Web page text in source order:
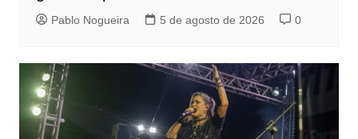
Pablo Nogueira 5 de agosto de 2026 0